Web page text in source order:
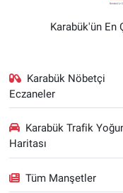
Karabük'ün En
Karabük Nöbetçi
Eczaneler
Karabük Trafik
Haritası
Tüm Manşetler